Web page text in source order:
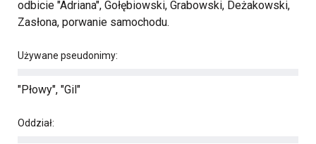
odbicie "Adriana", Gołębiowski, Grabowski, Deżakowski,
Zasłona, porwanie samochodu.
Używane pseudonimy:
"Płowy", "Gil"
Oddział: